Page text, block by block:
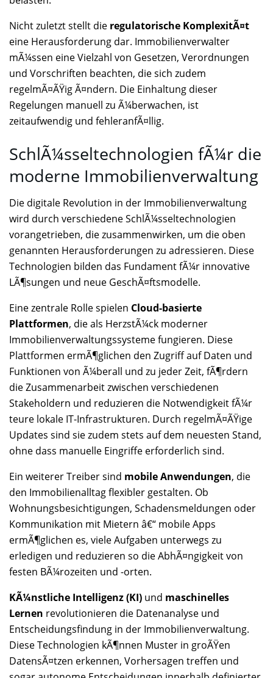
Nicht zuletzt stellt die regulatorische KomplexitÃ¤t
eine Herausforderung dar. Immobilienverwalter
mÃ¼ssen eine Vielzahl von Gesetzen, Verordnungen
und Vorschriften beachten, die sich zudem
regelmÃ¤ÃŸig Ã¤ndern. Die Einhaltung dieser
Regelungen manuell zu Ã¼berwachen, ist
zeitaufwendig und fehleranfÃ¤llig.
SchlÃ¼sseltechnologien fÃ¼r die
moderne Immobilienverwaltung
Die digitale Revolution in der Immobilienverwaltung
wird durch verschiedene SchlÃ¼sseltechnologien
vorangetrieben, die zusammenwirken, um die oben
genannten Herausforderungen zu adressieren. Diese
Technologien bilden das Fundament fÃ¼r innovative
LÃ¶sungen und neue GeschÃ¤ftsmodelle.
Eine zentrale Rolle spielen Cloud-basierte
Plattformen, die als HerzstÃ¼ck moderner
Immobilienverwaltungssysteme fungieren. Diese
Plattformen ermÃ¶glichen den Zugriff auf Daten und
Funktionen von Ã¼berall und zu jeder Zeit, fÃ¶rdern
die Zusammenarbeit zwischen verschiedenen
Stakeholdern und reduzieren die Notwendigkeit fÃ¼r
teure lokale IT-Infrastrukturen. Durch regelmÃ¤ÃŸige
Updates sind sie zudem stets auf dem neuesten Stand,
ohne dass manuelle Eingriffe erforderlich sind.
Ein weiterer Treiber sind mobile Anwendungen, die
den Immobilienalltag flexibler gestalten. Ob
Wohnungsbesichtigungen, Schadensmeldungen oder
Kommunikation mit Mietern â€“ mobile Apps
ermÃ¶glichen es, viele Aufgaben unterwegs zu
erledigen und reduzieren so die AbhÃ¤ngigkeit von
festen BÃ¼rozeiten und -orten.
KÃ¼nstliche Intelligenz (KI) und maschinelles
Lernen revolutionieren die Datenanalyse und
Entscheidungsfindung in der Immobilienverwaltung.
Diese Technologien kÃ¶nnen Muster in groÃŸen
DatensÃ¤tzen erkennen, Vorhersagen treffen und